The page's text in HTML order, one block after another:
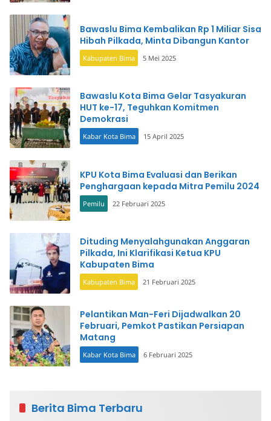
Bawaslu Bima Kembalikan Rp 1 Miliar Sisa
Hibah Pilkada, Minta Dibangun Kantor
Kabupaten Bima 5 Mei 2025
Bawaslu Kota Bima Gelar Tasyakuran
HUT ke-17, Teguhkan Komitmen
Demokrasi
Kabar Kota Bima 15 April 2025
KPU Kota Bima Evaluasi dan Berikan
Penghargaan kepada Mitra Pemilu 2024
Pemilu 22 Februari 2025
Dituding Menyalahgunakan Anggaran
Pilkada, Ini Klarifikasi Ketua KPU
Kabupaten Bima
Kabupaten Bima 21 Februari 2025
Pelantikan Man-Feri Dijadwalkan 20
Februari, Pemkot Pastikan Persiapan
Matang
Kabar Kota Bima 6 Februari 2025
Berita Bima Terbaru